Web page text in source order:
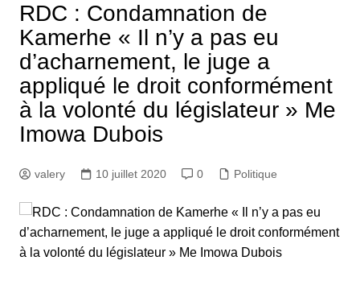
RDC : Condamnation de
Kamerhe « Il n’y a pas eu
d’acharnement, le juge a
appliqué le droit conformément
à la volonté du législateur » Me
Imowa Dubois
valery 10 juillet 2020 0 Politique